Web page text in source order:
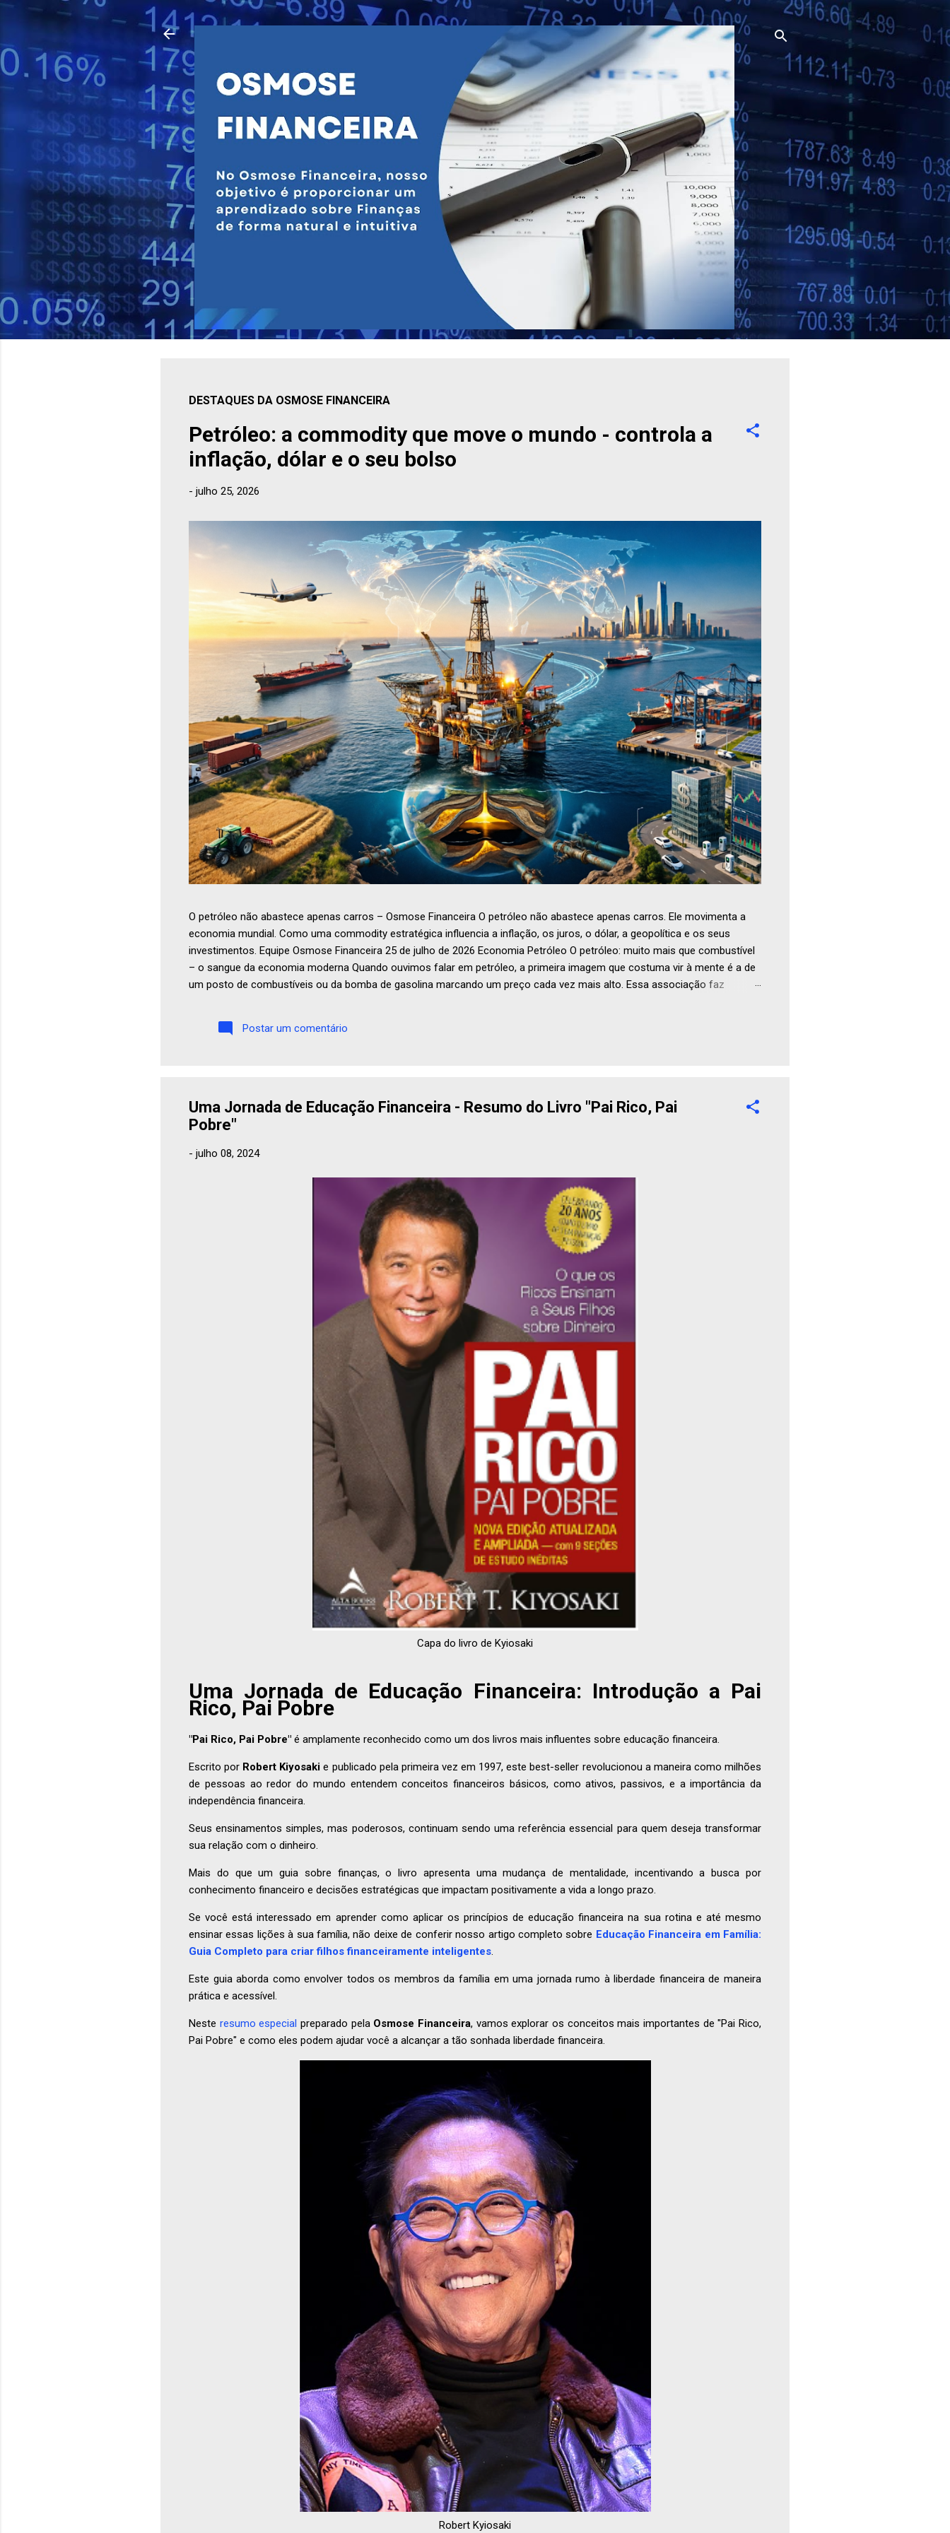
Pular para o conteúdo principal
DESTAQUES DA OSMOSE FINANCEIRA
Petróleo: a commodity que move o mundo - controla a
inflação, dólar e o seu bolso
- julho 25, 2026
O petróleo não abastece apenas carros – Osmose Financeira O petróleo não abastece apenas carros. Ele movimenta a
economia mundial. Como uma commodity estratégica influencia a inflação, os juros, o dólar, a geopolítica e os seus
investimentos. Equipe Osmose Financeira 25 de julho de 2026 Economia Petróleo O petróleo: muito mais que combustível
– o sangue da economia moderna Quando ouvimos falar em petróleo, a primeira imagem que costuma vir à mente é a de
um posto de combustíveis ou da bomba de gasolina marcando um preço cada vez mais alto. Essa associação faz
Postar um comentário
Uma Jornada de Educação Financeira - Resumo do Livro "Pai Rico, Pai
Pobre"
- julho 08, 2024
Capa do livro de Kyiosaki
Uma Jornada de Educação Financeira: Introdução a Pai
Rico, Pai Pobre
"Pai Rico, Pai Pobre" é amplamente reconhecido como um dos livros mais influentes sobre educação financeira.
Escrito por Robert Kiyosaki e publicado pela primeira vez em 1997, este best-seller revolucionou a maneira como milhões
de pessoas ao redor do mundo entendem conceitos financeiros básicos, como ativos, passivos, e a importância da
independência financeira.
Seus ensinamentos simples, mas poderosos, continuam sendo uma referência essencial para quem deseja transformar
sua relação com o dinheiro.
Mais do que um guia sobre finanças, o livro apresenta uma mudança de mentalidade, incentivando a busca por
conhecimento financeiro e decisões estratégicas que impactam positivamente a vida a longo prazo.
Se você está interessado em aprender como aplicar os princípios de educação financeira na sua rotina e até mesmo
ensinar essas lições à sua família, não deixe de conferir nosso artigo completo sobre Educação Financeira em Família:
Guia Completo para criar filhos financeiramente inteligentes.
Este guia aborda como envolver todos os membros da família em uma jornada rumo à liberdade financeira de maneira
prática e acessível.
Neste resumo especial preparado pela Osmose Financeira, vamos explorar os conceitos mais importantes de "Pai Rico,
Pai Pobre" e como eles podem ajudar você a alcançar a tão sonhada liberdade financeira.
Robert Kyiosaki